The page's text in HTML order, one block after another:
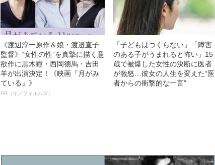
《渡辺淳一原作＆娘・渡邉直子
監督》“女性の性”を真摯に描く意
欲作に黒木瞳・西岡德馬・吉田
羊が出演決定！《映画『月がみ
ている』》
PR（キノフィルムズ）
「子どもはつくらない」「障害
のある子がうまれると怖い」15
歳で被爆した女性の決断に医者
が激怒…彼女の人生を変えた“医
者からの衝撃的な一言”